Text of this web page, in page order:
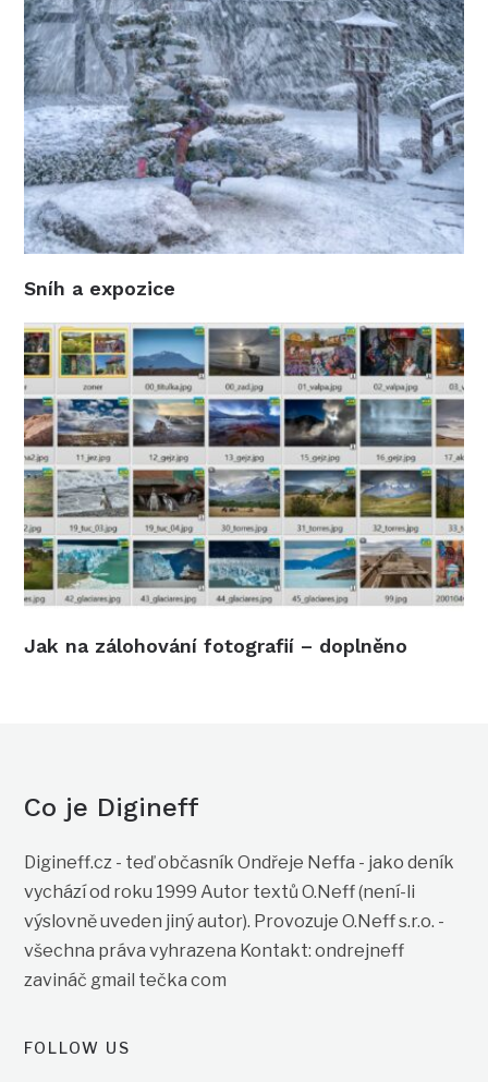
Sníh a expozice
Jak na zálohování fotografií – doplněno
Co je Digineff
Digineff.cz - teď občasník Ondřeje Neffa - jako deník
vychází od roku 1999 Autor textů O.Neff (není-li
výslovně uveden jiný autor). Provozuje O.Neff s.r.o. -
všechna práva vyhrazena Kontakt: ondrejneff
zavináč gmail tečka com
FOLLOW US